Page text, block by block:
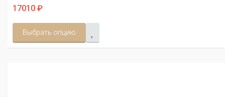
17010 ₽
Выбрать опцию